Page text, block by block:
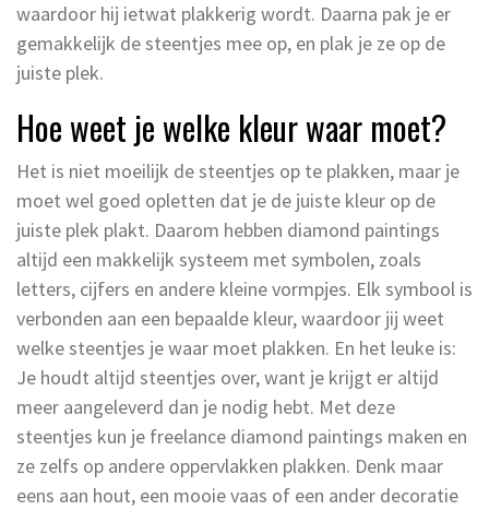
waardoor hij ietwat plakkerig wordt. Daarna pak je er
gemakkelijk de steentjes mee op, en plak je ze op de
juiste plek.
Hoe weet je welke kleur waar moet?
Het is niet moeilijk de steentjes op te plakken, maar je
moet wel goed opletten dat je de juiste kleur op de
juiste plek plakt. Daarom hebben diamond paintings
altijd een makkelijk systeem met symbolen, zoals
letters, cijfers en andere kleine vormpjes. Elk symbool is
verbonden aan een bepaalde kleur, waardoor jij weet
welke steentjes je waar moet plakken. En het leuke is:
Je houdt altijd steentjes over, want je krijgt er altijd
meer aangeleverd dan je nodig hebt. Met deze
steentjes kun je freelance diamond paintings maken en
ze zelfs op andere oppervlakken plakken. Denk maar
eens aan hout, een mooie vaas of een ander decoratie